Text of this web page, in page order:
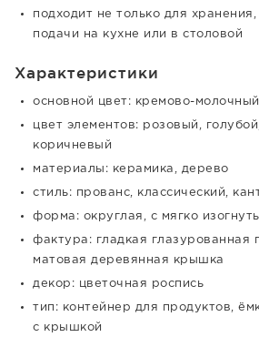
подходит не только для
подачи на кухне или в столовой
Характеристики
основной цвет: кремово-молочный
цвет элементов: розовый,
коричневый
материалы: керамика, дерево
стиль: прованс, классический,
форма: округлая, с мягко
фактура: гладкая глазурованная
матовая деревянная крышка
декор: цветочная роспись
тип: контейнер для продуктов,
с крышкой